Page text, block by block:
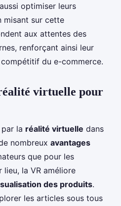
optimiser leurs
misant sur cette
aux attentes des
renforçant ainsi leur
du e-commerce.
virtuelle pour
la réalité virtuelle dans
nombreux avantages
que pour les
lieu, la VR améliore
des produits.
les articles sous tous